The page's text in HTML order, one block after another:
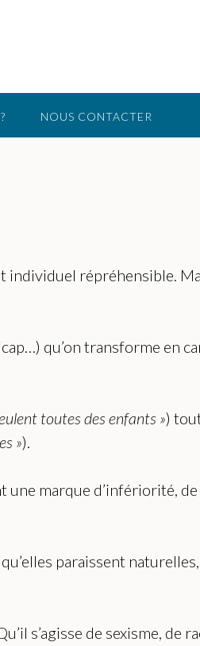
NOUS CONTACTER
individuel répréhensible.
qu’on transforme en
toutes des enfants »)
»).
une marque d’infériorité,
paraissent naturelles,
s’agisse de sexisme, de